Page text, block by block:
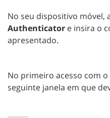
No seu dispositivo móvel,
Authenticator e insira o
apresentado.
No primeiro acesso com
seguinte janela em que